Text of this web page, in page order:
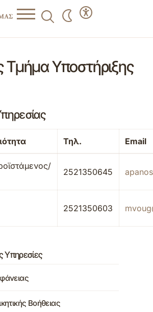
Τμήμα Υποστήριξης
Τηλ. Email
2521350645
2521350603
Υπηρεσίες
Βοήθειας